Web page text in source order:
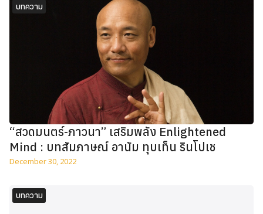
บทความ
“สวดมนตร์-ภาวนา” เสริมพลัง Enlightened
Mind : บทสัมภาษณ์ อานัม ทุบเท็น รินโปเช
December 30, 2022
บทความ